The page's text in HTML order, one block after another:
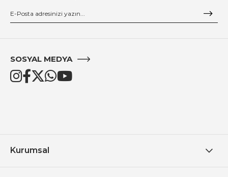
SOSYAL MEDYA
Kurumsal